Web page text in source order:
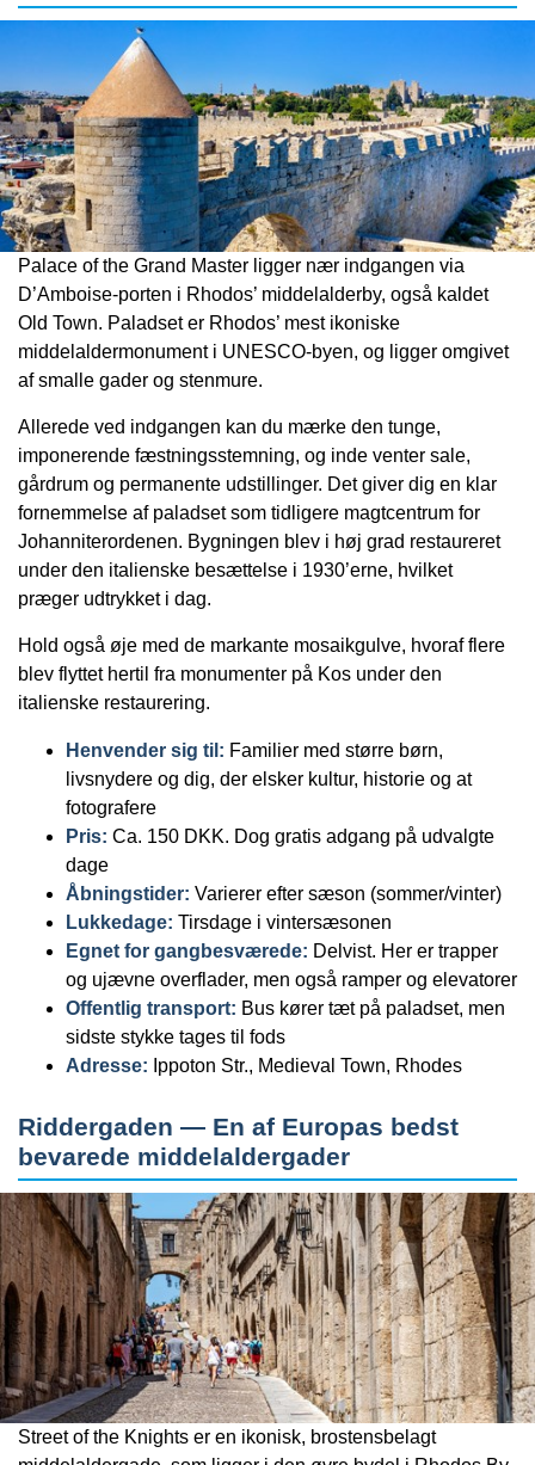
Palace of the Grand Master ligger nær indgangen via
D’Amboise-porten i Rhodos’ middelalderby, også kaldet
Old Town. Paladset er Rhodos’ mest ikoniske
middelaldermonument i UNESCO-byen, og ligger omgivet
af smalle gader og stenmure.
Allerede ved indgangen kan du mærke den tunge,
imponerende fæstningsstemning, og inde venter sale,
gårdrum og permanente udstillinger. Det giver dig en klar
fornemmelse af paladset som tidligere magtcentrum for
Johanniterordenen. Bygningen blev i høj grad restaureret
under den italienske besættelse i 1930’erne, hvilket
præger udtrykket i dag.
Hold også øje med de markante mosaikgulve, hvoraf flere
blev flyttet hertil fra monumenter på Kos under den
italienske restaurering.
Henvender sig til: Familier med større børn,
livsnydere og dig, der elsker kultur, historie og at
fotografere
Pris: Ca. 150 DKK. Dog gratis adgang på udvalgte
dage
Åbningstider: Varierer efter sæson (sommer/vinter)
Lukkedage: Tirsdage i vintersæsonen
Egnet for gangbesværede: Delvist. Her er trapper
og ujævne overflader, men også ramper og elevatorer
Offentlig transport: Bus kører tæt på paladset, men
sidste stykke tages til fods
Adresse: Ippoton Str., Medieval Town, Rhodes
Riddergaden — En af Europas bedst
bevarede middelaldergader
Street of the Knights er en ikonisk, brostensbelagt